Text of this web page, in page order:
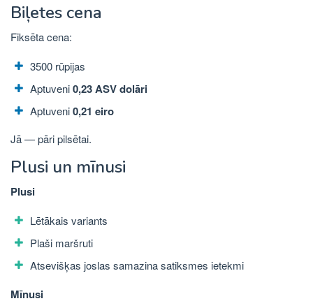
Biļetes cena
Fiksēta cena:
3500 rūpijas
Aptuveni0,23 ASV dolāri
Aptuveni0,21 eiro
Jā — pāri pilsētai.
Plusi un mīnusi
Plusi
Lētākais variants
Plaši maršruti
Atsevišķas joslas samazina satiksmes ietekmi
Mīnusi